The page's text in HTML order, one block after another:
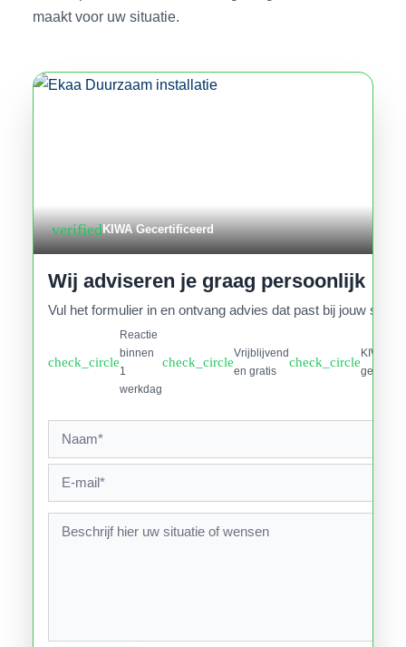
maakt voor uw situatie.
verifiedKIWA Gecertificeerd
Wij adviseren je graag persoonlijk
Vul het formulier in en ontvang advies dat past bij jouw
check_circle
Reactie
binnen
1
werkdag
check_circle
Vrijblijvend
en gratis
check_circle
KIWA